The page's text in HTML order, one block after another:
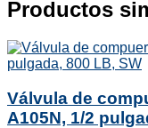
Productos
Válvula de
A105N, 1/2